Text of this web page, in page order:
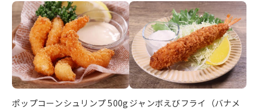
ポップコーンシュリンプ 500g ジャンボえびフライ（バナメ